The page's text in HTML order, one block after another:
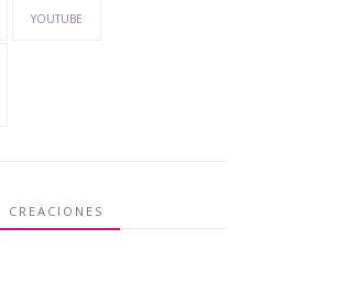
YOUTUBE
CREACIONES